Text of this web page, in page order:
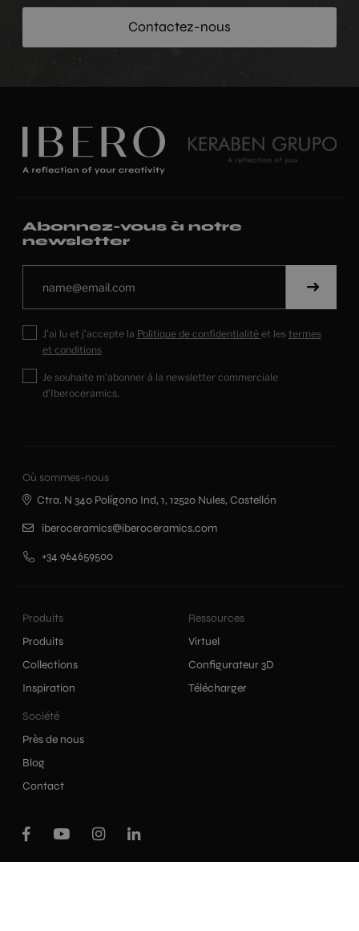
Contactez-nous
Abonnez-vous à notre
newsletter
J’ai lu et j’accepte la Politique de confidentialité et les termes
et conditions
Je souhaite m’abonner à la newsletter commerciale
d’Iberoceramics.
Produits
Produits
Collections
Inspiration
Ressources
Virtuel
Configurateur 3D
Télécharger
Société
Près de nous
Blog
Contact
Où sommes-nous
Ctra. N 340 Polígono Ind, 1, 12520 Nules, Castellón
iberoceramics@iberoceramics.com
+34 964659500